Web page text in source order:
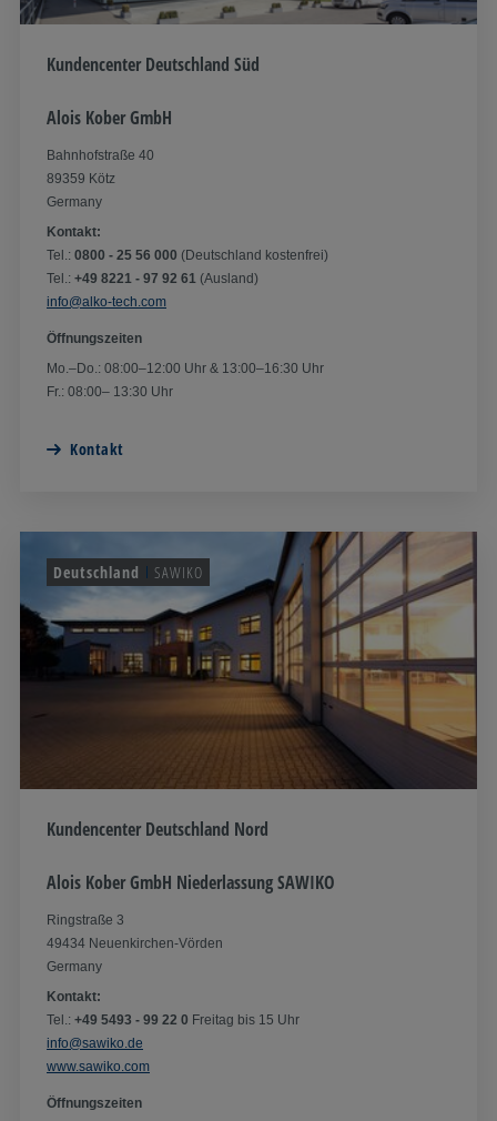
Kundencenter Deutschland Süd
Alois Kober GmbH
Bahnhofstraße 40
89359 Kötz
Germany
Kontakt:
Tel.: 0800 - 25 56 000 (Deutschland kostenfrei)
Tel.: +49 8221 - 97 92 61 (Ausland)
info@alko-tech.com
Öffnungszeiten
Mo.–Do.: 08:00–12:00 Uhr & 13:00–16:30 Uhr
Fr.: 08:00– 13:30 Uhr
Kontakt
Deutschland SAWIKO
Kundencenter Deutschland Nord
Alois Kober GmbH Niederlassung SAWIKO
Ringstraße 3
49434 Neuenkirchen-Vörden​
Germany
Kontakt:
Tel.: +49 5493 - 99 22 0 Freitag bis 15 Uhr
info@sawiko.de
www.sawiko.com
Öffnungszeiten